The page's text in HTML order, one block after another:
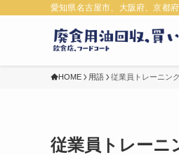
愛知県名古屋市、大阪府、京都
HOME 用語 従業員トレーニン
従業員トレーニ